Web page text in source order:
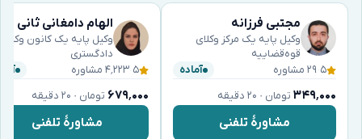
مجتبی فرزانه
وکیل پایه یک مرکز وکلای
قوه‌قضاییه
۵ ۲۹ مشاوره آماده
۳۴۹٬۰۰۰ تومان · ۲۰ دقیقه
مشاورهٔ تلفنی
الهام دامغانی ثانی
وکیل پایه یک کانون وکلای
دادگستری
۵ ۴٬۲۲۳ مشاوره
۶۷۹٬۰۰۰ تومان · ۲۰ دقیقه
مشاورهٔ تلفنی